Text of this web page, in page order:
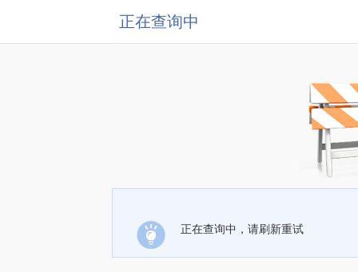
正在查询中
正在查询中，请刷新重试